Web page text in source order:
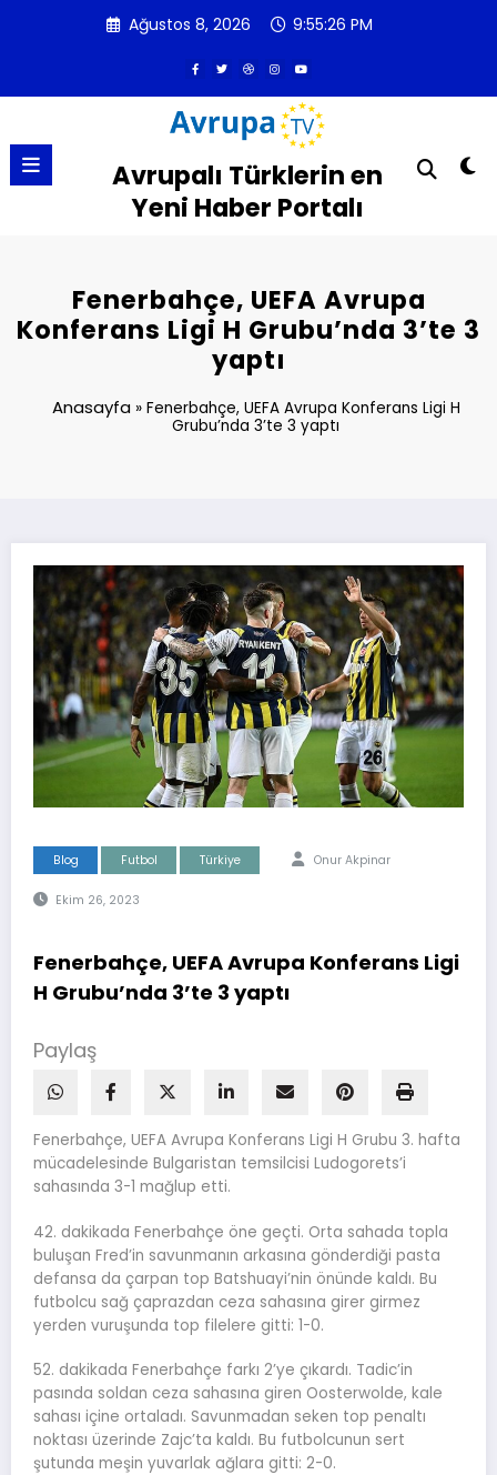
Ağustos 8, 2026 9:55:27 PM
Avrupalı Türklerin en
Yeni Haber Portalı
Fenerbahçe, UEFA Avrupa
Konferans Ligi H Grubu’nda 3’te 3
yaptı
Anasayfa» Fenerbahçe, UEFA Avrupa Konferans Ligi H
Grubu’nda 3’te 3 yaptı
Blog Futbol Türkiye Onur Akpinar
Ekim 26, 2023
Fenerbahçe, UEFA Avrupa Konferans Ligi
H Grubu’nda 3’te 3 yaptı
Paylaş
Fenerbahçe, UEFA Avrupa Konferans Ligi H Grubu 3. hafta
mücadelesinde Bulgaristan temsilcisi Ludogorets’i
sahasında 3-1 mağlup etti.
42. dakikada Fenerbahçe öne geçti. Orta sahada topla
buluşan Fred’in savunmanın arkasına gönderdiği pasta
defansa da çarpan top Batshuayi’nin önünde kaldı. Bu
futbolcu sağ çaprazdan ceza sahasına girer girmez
yerden vuruşunda top filelere gitti: 1-0.
52. dakikada Fenerbahçe farkı 2’ye çıkardı. Tadic’in
pasında soldan ceza sahasına giren Oosterwolde, kale
sahası içine ortaladı. Savunmadan seken top penaltı
noktası üzerinde Zajc’ta kaldı. Bu futbolcunun sert
şutunda meşin yuvarlak ağlara gitti: 2-0.